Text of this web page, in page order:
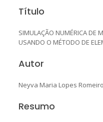
Título
SIMULAÇÃO NUMÉRICA DE
USANDO O MÉTODO DE
Autor
Neyva Maria Lopes Romeiro
Resumo